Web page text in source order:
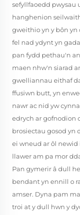
sefyllfaoedd pwysau
hanghenion
gweithio yn y bôn
fel nad ydynt yn
pan fydd pethau'n
maen nhw'n siarad
gwelliannau eithaf
ffusiwn butt, yn
nawr ac nid yw
edrych ar gofnodion
brosiectau gosod yn
ei wneud ar ôl
llawer am pa mor
Pan gymerir â dull
bendant yn ennill o
amser. Dyna pam
troi at y dull hwn y